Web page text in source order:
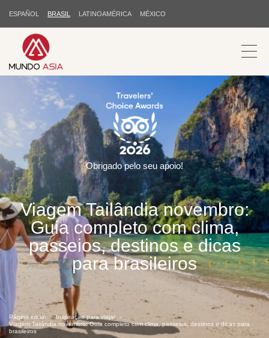
ESPAÑOL BRASIL LATINOAMÉRICA MÉXICO
Viagem Tailândia novembro:
Guia completo com clima,
passeios, destinos e dicas
para brasileiros
Página inicial
Inspiração para viajar
Viagem Tailândia novembro: Guia completo com clima, passeios, destinos e dicas para
brasileiros
Obrigado pelo seu apoio!